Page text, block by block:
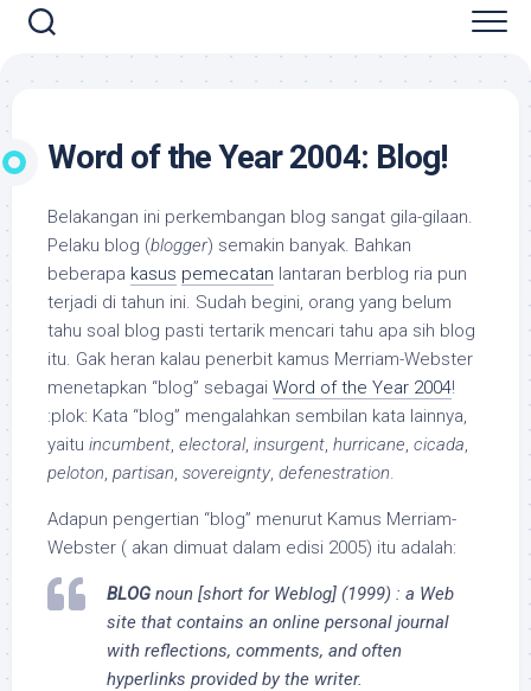
Word of the Year 2004: Blog!
Belakangan ini perkembangan blog sangat gila-gilaan.
Pelaku blog (blogger) semakin banyak. Bahkan
beberapa kasus pemecatan lantaran berblog ria pun
terjadi di tahun ini. Sudah begini, orang yang belum
tahu soal blog pasti tertarik mencari tahu apa sih blog
itu. Gak heran kalau penerbit kamus Merriam-Webster
menetapkan “blog” sebagai Word of the Year 2004!
:plok: Kata “blog” mengalahkan sembilan kata lainnya,
yaitu incumbent, electoral, insurgent, hurricane, cicada,
peloton, partisan, sovereignty, defenestration.
Adapun pengertian “blog” menurut Kamus Merriam-
Webster ( akan dimuat dalam edisi 2005) itu adalah:
BLOG noun [short for Weblog] (1999) : a Web
site that contains an online personal journal
with reflections, comments, and often
hyperlinks provided by the writer.